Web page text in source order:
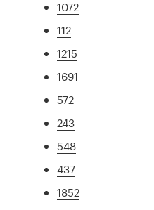
1072
112
1215
1691
572
243
548
437
1852